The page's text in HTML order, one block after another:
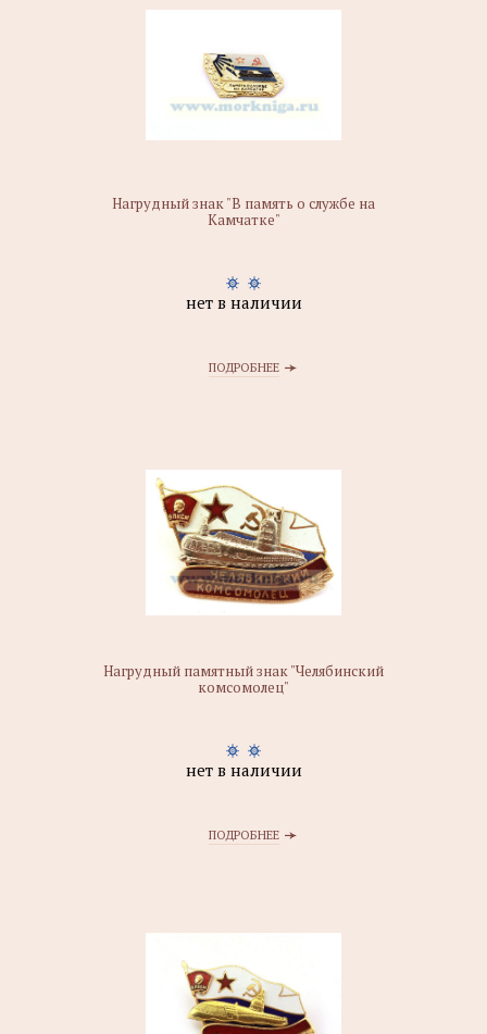
Нагрудный знак "В память о службе на
Камчатке"
нет в наличии
ПОДРОБНЕЕ
Нагрудный памятный знак "Челябинский
комсомолец"
нет в наличии
ПОДРОБНЕЕ